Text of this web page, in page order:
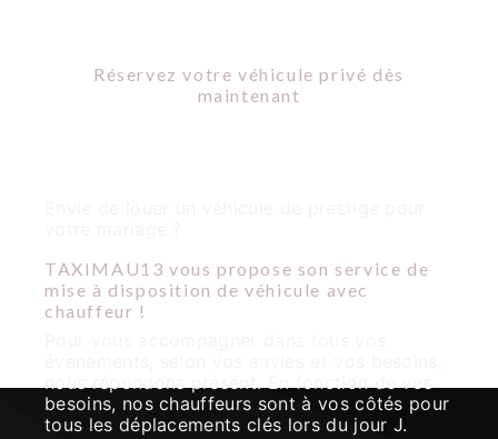
Réservez votre véhicule privé dès
maintenant
TAXIMAU13 vous propose son service de
mise à disposition de véhicule avec
chauffeur !
nous répondons présent. En fonction de vos
besoins, nos chauffeurs sont à vos côtés pour
tous les déplacements clés lors du jour J.